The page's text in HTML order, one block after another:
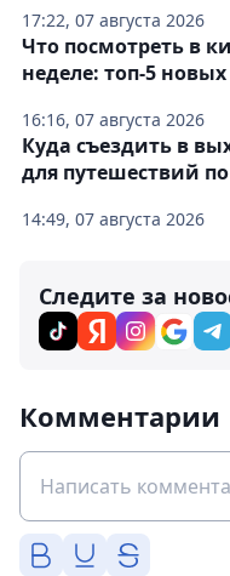
17:22, 07 августа 2026
16:16, 07 августа 2026
Что посмотреть в
неделе: топ-5
14:49, 07 августа 2026
Куда съездить в
для путешествий
Следите за
Комментарии